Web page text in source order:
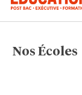
Nos Écoles